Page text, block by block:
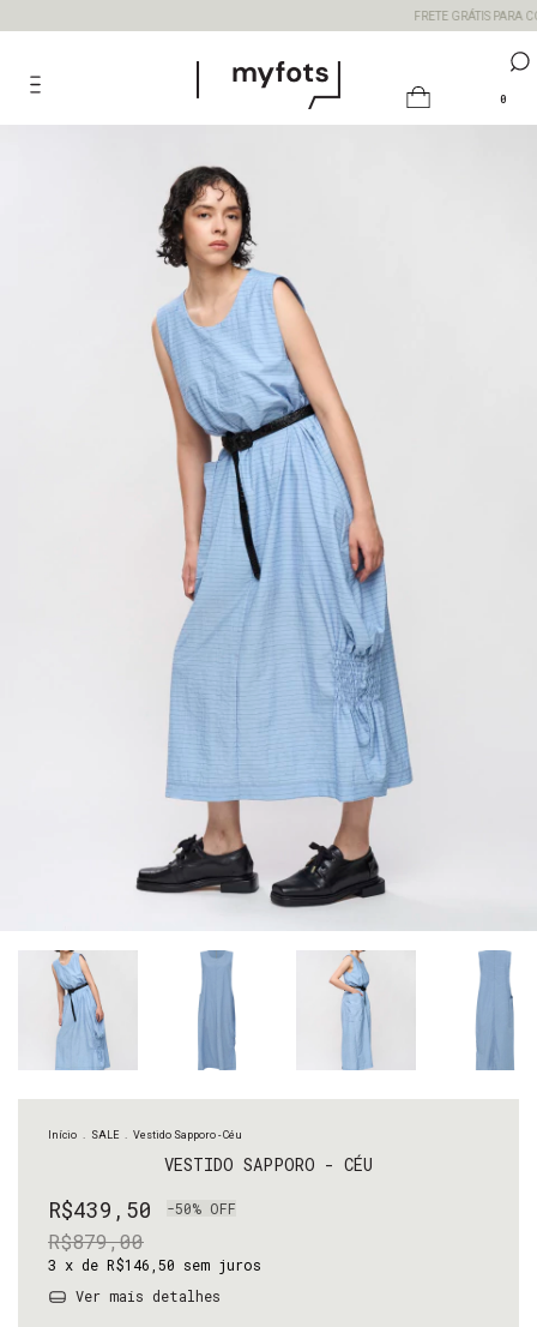
FRETE GRÁTIS PARA
0
Início . SALE . Vestido Sapporo - Céu
VESTIDO SAPPORO - CÉU
R$439,50 -50% OFF
R$879,00
3 x de R$146,50 sem juros
Ver mais detalhes